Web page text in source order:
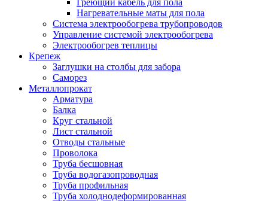
Греющий кабель для пола
Нагревательные маты для пола
Система электрообогрева трубопроводов
Управление системой электрообогрева
Электрообогрев теплицы
Крепеж
Заглушки на столбы для забора
Саморез
Металлопрокат
Арматура
Балка
Круг стальной
Лист стальной
Отводы стальные
Проволока
Труба бесшовная
Труба водогазопроводная
Труба профильная
Труба холоднодеформированная